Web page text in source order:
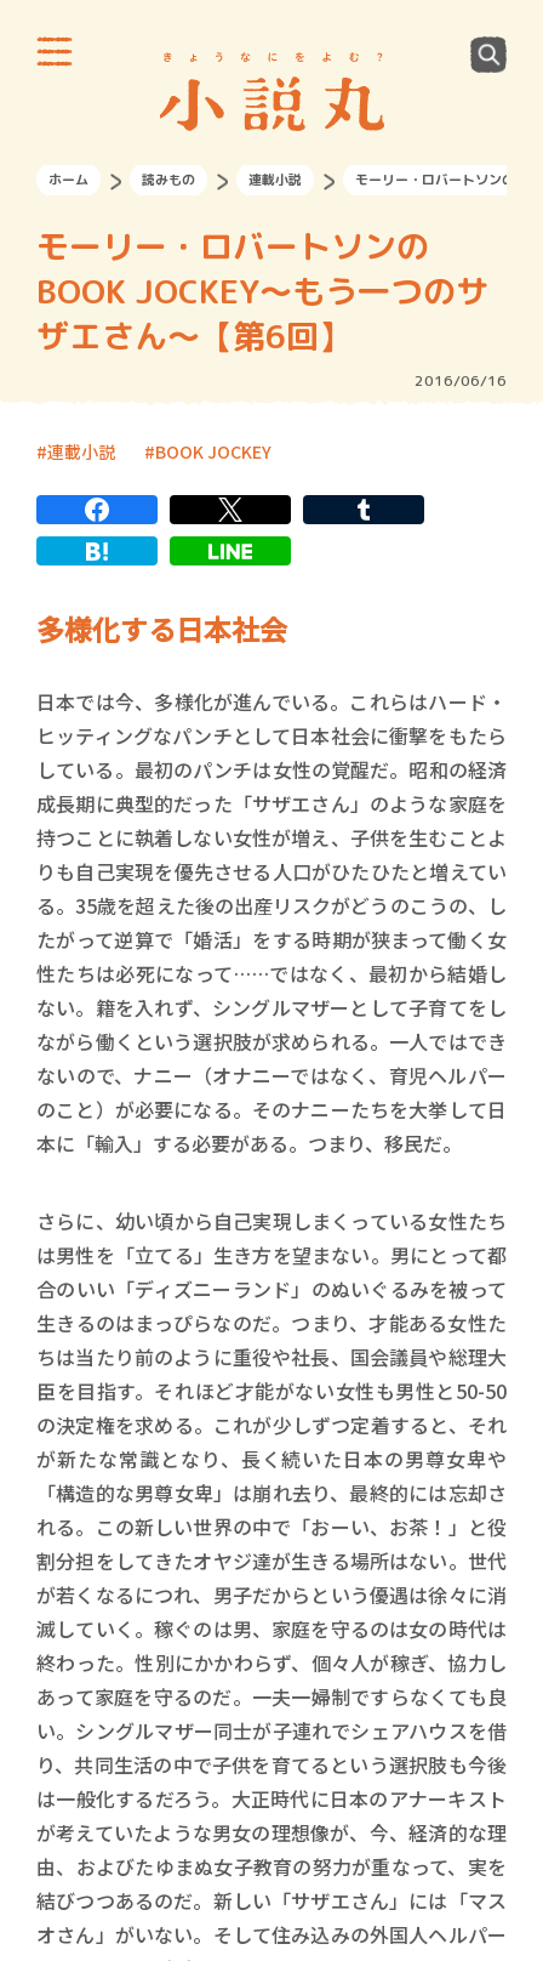
ホーム 読みもの 連載小説 モーリー・ロバートソンの
モーリー・ロバートソンの
BOOK JOCKEY～もう一つのサ
ザエさん～【第6回】
2016/06/16
連載小説 BOOK JOCKEY
多様化する日本社会
日本では今、多様化が進んでいる。これらはハード・
ヒッティングなパンチとして日本社会に衝撃をもたら
している。最初のパンチは女性の覚醒だ。昭和の経済
成長期に典型的だった「サザエさん」のような家庭を
持つことに執着しない女性が増え、子供を生むことよ
りも自己実現を優先させる人口がひたひたと増えてい
る。35歳を超えた後の出産リスクがどうのこうの、し
たがって逆算で「婚活」をする時期が狭まって働く女
性たちは必死になって……ではなく、最初から結婚し
ない。籍を入れず、シングルマザーとして子育てをし
ながら働くという選択肢が求められる。一人ではでき
ないので、ナニー（オナニーではなく、育児ヘルパー
のこと）が必要になる。そのナニーたちを大挙して日
本に「輸入」する必要がある。つまり、移民だ。
さらに、幼い頃から自己実現しまくっている女性たち
は男性を「立てる」生き方を望まない。男にとって都
合のいい「ディズニーランド」のぬいぐるみを被って
生きるのはまっぴらなのだ。つまり、才能ある女性た
ちは当たり前のように重役や社長、国会議員や総理大
臣を目指す。それほど才能がない女性も男性と50-50
の決定権を求める。これが少しずつ定着すると、それ
が新たな常識となり、長く続いた日本の男尊女卑や
「構造的な男尊女卑」は崩れ去り、最終的には忘却さ
れる。この新しい世界の中で「おーい、お茶！」と役
割分担をしてきたオヤジ達が生きる場所はない。世代
が若くなるにつれ、男子だからという優遇は徐々に消
滅していく。稼ぐのは男、家庭を守るのは女の時代は
終わった。性別にかかわらず、個々人が稼ぎ、協力し
あって家庭を守るのだ。一夫一婦制ですらなくても良
い。シングルマザー同士が子連れでシェアハウスを借
り、共同生活の中で子供を育てるという選択肢も今後
は一般化するだろう。大正時代に日本のアナーキスト
が考えていたような男女の理想像が、今、経済的な理
由、およびたゆまぬ女子教育の努力が重なって、実を
結びつつあるのだ。新しい「サザエさん」には「マス
オさん」がいない。そして住み込みの外国人ヘルパー